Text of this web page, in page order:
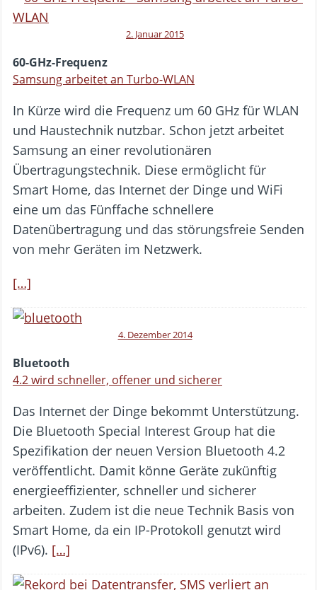
2. Januar 2015
60-GHz-Frequenz
Samsung arbeitet an Turbo-WLAN
In Kürze wird die Frequenz um 60 GHz für WLAN
und Haustechnik nutzbar. Schon jetzt arbeitet
Samsung an einer revolutionären
Übertragungstechnik. Diese ermöglicht für
Smart Home, das Internet der Dinge und WiFi
eine um das Fünffache schnellere
Datenübertragung und das störungsfreie Senden
von mehr Geräten im Netzwerk.
[…]
4. Dezember 2014
Bluetooth
4.2 wird schneller, offener und sicherer
Das Internet der Dinge bekommt Unterstützung.
Die Bluetooth Special Interest Group hat die
Spezifikation der neuen Version Bluetooth 4.2
veröffentlicht. Damit könne Geräte zukünftig
energieeffizienter, schneller und sicherer
arbeiten. Zudem ist die neue Technik Basis von
Smart Home, da ein IP-Protokoll genutzt wird
(IPv6). […]